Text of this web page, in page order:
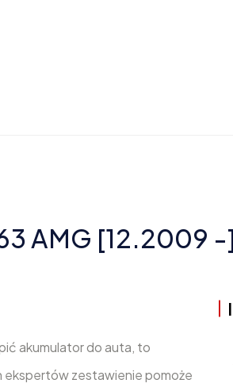
AMG [12.2009 -
akumulator do auta, to
ekspertów zestawienie pomoże